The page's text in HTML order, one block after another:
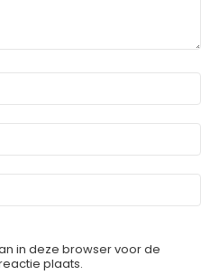
in deze browser voor de
plaats.